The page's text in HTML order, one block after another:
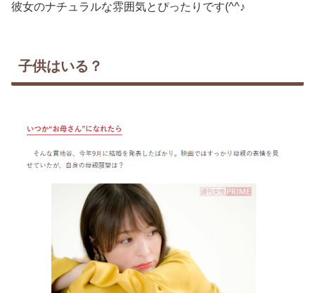
彼女のナチュラルな雰囲気とぴったりです(^^♪
子供はいる？